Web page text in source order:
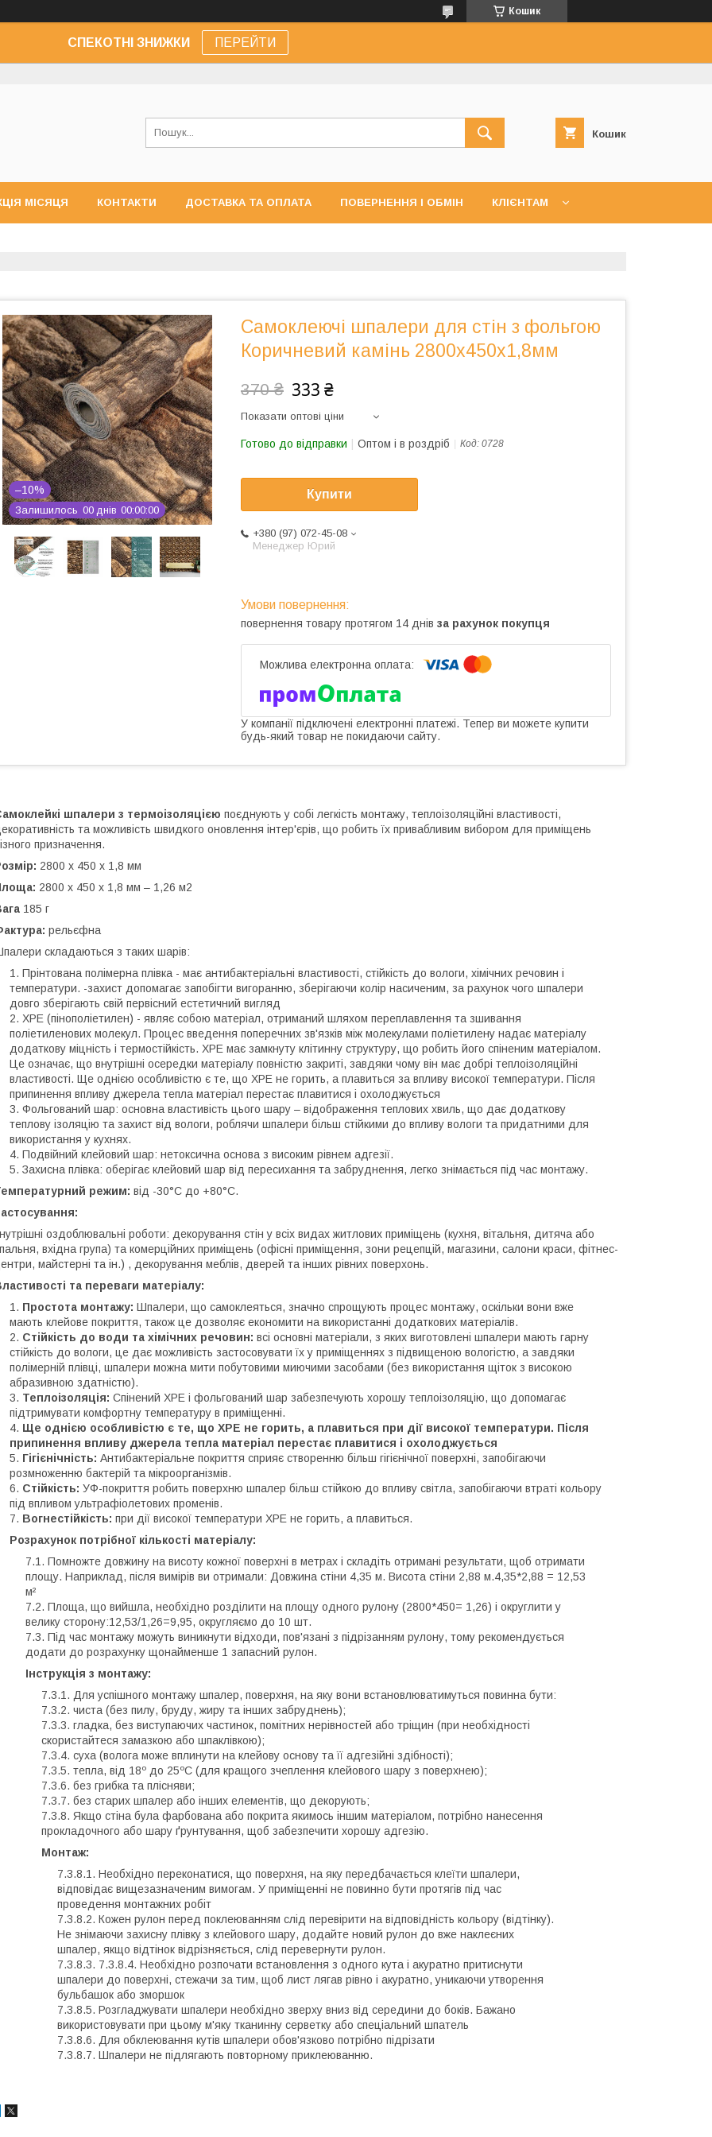
Кошик
СПЕКОТНІ ЗНИЖКИ ПЕРЕЙТИ
Кошик
МІСЯЦЯ КОНТАКТИ ДОСТАВКА ТА ОПЛАТА ПОВЕРНЕННЯ І ОБМІН КЛІЄНТАМ
–10%
Залишилось 00 днів 00 00 00
Самоклеючі шпалери для стін з фольгою
Коричневий камінь 2800х450х1,8мм
370 ₴ 333 ₴
Показати оптові ціни
Готово до відправки Оптом і в роздріб Код: 0728
Купити
+380 (97) 072-45-08
Менеджер Юрий
повернення товару протягом 14 днів за рахунок покупця
У компанії підключені електронні платежі. Тепер ви можете купити
будь-який товар не покидаючи сайту.
шпалери з термоізоляцією поєднують у собі легкість монтажу, теплоізоляційні властивості,
та можливість швидкого оновлення інтер'єрів, що робить їх привабливим вибором для приміщень
призначення.
2800 х 450 х 1,8 мм
2800 х 450 х 1,8 мм – 1,26 м2
185 г
рельєфна
складаються з таких шарів:
Прінтована полімерна плівка - має антибактеріальні властивості, стійкість до вологи, хімічних речовин і
температури. -захист допомагає запобігти вигоранню, зберігаючи колір насиченим, за рахунок чого шпалери
довго зберігають свій первісний естетичний вигляд
XPE (пінополіетилен) - являє собою матеріал, отриманий шляхом переплавлення та зшивання
поліетиленових молекул. Процес введення поперечних зв'язків між молекулами поліетилену надає матеріалу
додаткову міцність і термостійкість. XPE має замкнуту клітинну структуру, що робить його спіненим матеріалом.
Це означає, що внутрішні осередки матеріалу повністю закриті, завдяки чому він має добрі теплоізоляційні
властивості. Ще однією особливістю є те, що ХРЕ не горить, а плавиться за впливу високої температури. Після
припинення впливу джерела тепла матеріал перестає плавитися і охолоджується
Фольгований шар: основна властивість цього шару – відображення теплових хвиль, що дає додаткову
теплову ізоляцію та захист від вологи, роблячи шпалери більш стійкими до впливу вологи та придатними для
використання у кухнях.
Подвійний клейовий шар: нетоксична основа з високим рівнем адгезії.
Захисна плівка: оберігає клейовий шар від пересихання та забруднення, легко знімається під час монтажу.
режим: від -30°C до +80°C.
оздоблювальні роботи: декорування стін у всіх видах житлових приміщень (кухня, вітальня, дитяча або
вхідна група) та комерційних приміщень (офісні приміщення, зони рецепцій, магазини, салони краси, фітнес-
майстерні та ін.) , декорування меблів, дверей та інших рівних поверхонь.
та переваги матеріалу:
Простота монтажу: Шпалери, що самоклеяться, значно спрощують процес монтажу, оскільки вони вже
мають клейове покриття, також це дозволяє економити на використанні додаткових матеріалів.
Стійкість до води та хімічних речовин: всі основні матеріали, з яких виготовлені шпалери мають гарну
стійкість до вологи, це дає можливість застосовувати їх у приміщеннях з підвищеною вологістю, а завдяки
полімерній плівці, шпалери можна мити побутовими миючими засобами (без використання щіток з високою
абразивною здатністю).
Теплоізоляція: Спінений ХРЕ і фольгований шар забезпечують хорошу теплоізоляцію, що допомагає
підтримувати комфортну температуру в приміщенні.
Ще однією особливістю є те, що ХРЕ не горить, а плавиться при дії високої температури. Після
припинення впливу джерела тепла матеріал перестає плавитися і охолоджується
Гігієнічність: Антибактеріальне покриття сприяє створенню більш гігієнічної поверхні, запобігаючи
розмноженню бактерій та мікроорганізмів.
Стійкість: УФ-покриття робить поверхню шпалер більш стійкою до впливу світла, запобігаючи втраті кольору
під впливом ультрафіолетових променів.
Вогнестійкість: при дії високої температури ХРЕ не горить, а плавиться.
Розрахунок потрібної кількості матеріалу:
Помножте довжину на висоту кожної поверхні в метрах і складіть отримані результати, щоб отримати
площу. Наприклад, після вимірів ви отримали: Довжина стіни 4,35 м. Висота стіни 2,88 м.4,35*2,88 = 12,53
м²
Площа, що вийшла, необхідно розділити на площу одного рулону (2800*450= 1,26) і округлити у
велику сторону:12,53/1,26=9,95, округляємо до 10 шт.
Під час монтажу можуть виникнути відходи, пов'язані з підрізанням рулону, тому рекомендується
додати до розрахунку щонайменше 1 запасний рулон.
Інструкція з монтажу:
Для успішного монтажу шпалер, поверхня, на яку вони встановлюватимуться повинна бути:
чиста (без пилу, бруду, жиру та інших забруднень);
гладка, без виступаючих частинок, помітних нерівностей або тріщин (при необхідності
скористайтеся замазкою або шпаклівкою);
суха (волога може вплинути на клейову основу та її адгезійні здібності);
тепла, від 18º до 25ºС (для кращого зчеплення клейового шару з поверхнею);
без грибка та плісняви;
без старих шпалер або інших елементів, що декорують;
Якщо стіна була фарбована або покрита якимось іншим матеріалом, потрібно нанесення
прокладочного або шару ґрунтування, щоб забезпечити хорошу адгезію.
Монтаж:
Необхідно переконатися, що поверхня, на яку передбачається клеїти шпалери,
відповідає вищезазначеним вимогам. У приміщенні не повинно бути протягів під час
проведення монтажних робіт
Кожен рулон перед поклеюванням слід перевірити на відповідність кольору (відтінку).
Не знімаючи захисну плівку з клейового шару, додайте новий рулон до вже наклеєних
шпалер, якщо відтінок відрізняється, слід перевернути рулон.
Необхідно розпочати встановлення з одного кута і акуратно притиснути
шпалери до поверхні, стежачи за тим, щоб лист лягав рівно і акуратно, уникаючи утворення
бульбашок або зморшок
Розгладжувати шпалери необхідно зверху вниз від середини до боків. Бажано
використовувати при цьому м'яку тканинну серветку або спеціальний шпатель
Для обклеювання кутів шпалери обов'язково потрібно підрізати
Шпалери не підлягають повторному приклеюванню.